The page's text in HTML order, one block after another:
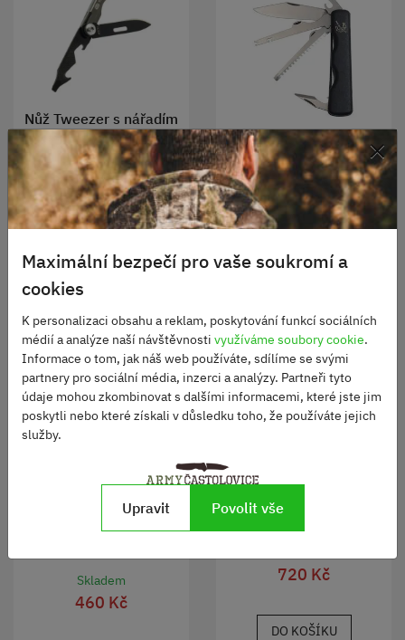
Nůž Tweezer s nářadím
Skladem
270 Kč
Rybářský nůž Mikov
Skladem
420 Kč
DO KOŠÍKU
Stovka Mikov 100-NN-3 B
Skladem
460 Kč
Nůž motýlek K25 černý
720 Kč
DO KOŠÍKU
×
Maximální bezpečí pro vaše soukromí a
cookies
K personalizaci obsahu a reklam, poskytování funkcí sociálních
médií a analýze naší návštěvnosti využíváme soubory cookie.
Informace o tom, jak náš web používáte, sdílíme se svými
partnery pro sociální média, inzerci a analýzy. Partneři tyto
údaje mohou zkombinovat s dalšími informacemi, které jste jim
poskytli nebo které získali v důsledku toho, že používáte jejich
služby.
Upravit Povolit vše